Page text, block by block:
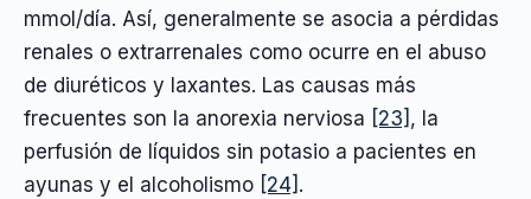
mmol/día. Así, generalmente se asocia a pérdidas
renales o extrarrenales como ocurre en el abuso
de diuréticos y laxantes. Las causas más
frecuentes son la anorexia nerviosa [23] , la
perfusión de líquidos sin potasio a pacientes en
ayunas y el alcoholismo [24] .